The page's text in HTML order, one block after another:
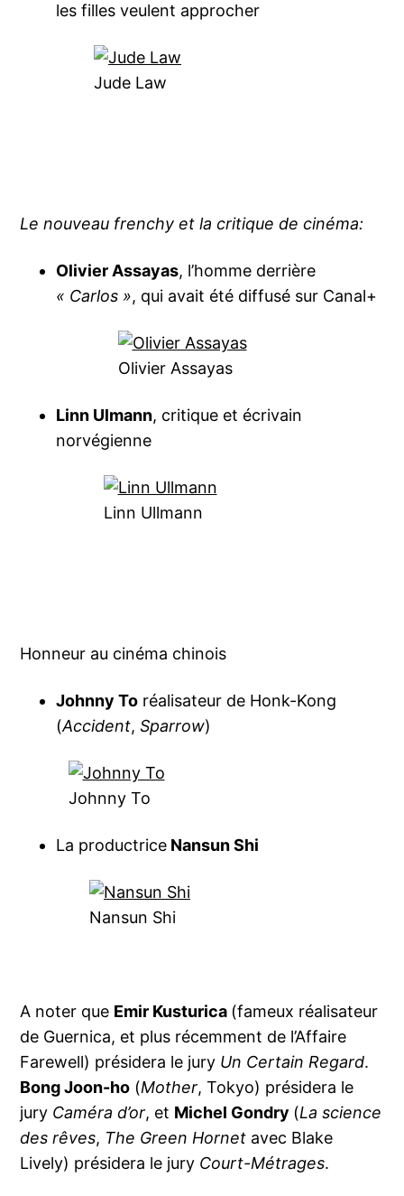
les filles veulent approcher
Jude Law
Le nouveau frenchy et la critique de cinéma:
Olivier Assayas, l’homme derrière
« Carlos », qui avait été diffusé sur Canal+
Olivier Assayas
Linn Ulmann, critique et écrivain
norvégienne
Linn Ullmann
Honneur au cinéma chinois
Johnny To réalisateur de Honk-Kong
(Accident, Sparrow)
Johnny To
La productrice Nansun Shi
Nansun Shi
A noter que Emir Kusturica (fameux réalisateur
de Guernica, et plus récemment de l’Affaire
Farewell) présidera le jury Un Certain Regard.
Bong Joon-ho (Mother, Tokyo) présidera le
jury Caméra d’or, et Michel Gondry (La science
des rêves, The Green Hornet avec Blake
Lively) présidera le jury Court-Métrages.